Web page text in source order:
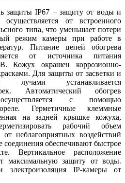
защиты IP67 – защиту от воды и
от встроенного
типа, что уменьшает потери
режим камеры при работе в
Питание цепей обогрева
от источника питания
Кожух окрашен коррозионно-
Для защиты от засветки и
лучами устанавливается
Автоматический обогрев
с помощью
Герметичные клеммные
на задней крышке кожуха,
рабочий объем
неблагоприятных воздействий
обеспечивают быстрое
Вертикальное расположение
максимальную защиту от воды.
электроизоляция IP-камеры от